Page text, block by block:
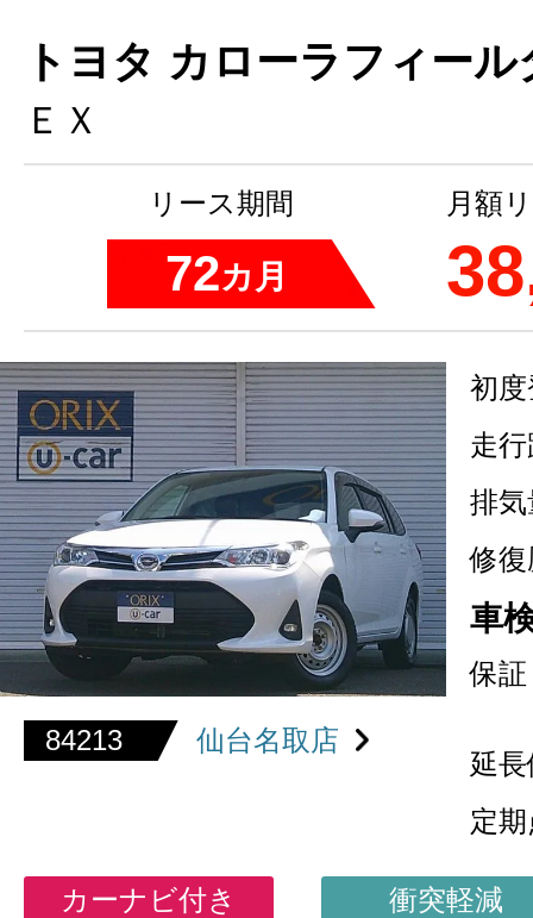
トヨタ カローラフィー
ＥＸ
リース期間
72カ月
月額
84213 仙台名取店
初
走
排気
修復
車
保証
延
定
カーナビ付き 衝突軽減